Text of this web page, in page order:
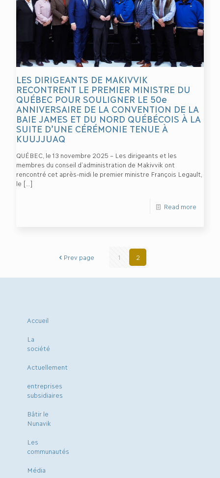
LES DIRIGEANTS DE MAKIVVIK
RECONTRENT LE PREMIER MINISTRE DU
QUÉBEC POUR SOULIGNER LE 50e
ANNIVERSAIRE DE LA CONVENTION DE LA
BAIE JAMES ET DU NORD QUÉBÉCOIS À LA
SUITE D’UNE CÉRÉMONIE TENUE À
KUUJJUAQ
QUÉBEC, le 13 novembre 2025 – Les dirigeants et les
membres du conseil d’administration de Makivvik ont
rencontré cet après-midi le premier ministre François Legault,
le […]
Read more
Prev page 1 2
Accueil
La
société
Actuellement
entreprises
subsidiaires
Bâtir le
Nunavik
Les
communautés
Média